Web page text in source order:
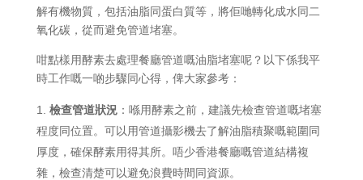
解有機物質，包括油脂同蛋白質等，將佢哋轉化成水同二
氧化碳，從而避免管道堵塞。
咁點樣用酵素去處理餐廳管道嘅油脂堵塞呢？以下係我平
時工作嘅一啲步驟同心得，俾大家參考：
檢查管道狀況：喺用酵素之前，建議先檢查管道嘅堵塞
程度同位置。可以用管道攝影機去了解油脂積聚嘅範圍同
厚度，確保酵素用得其所。唔少香港餐廳嘅管道結構複
雜，檢查清楚可以避免浪費時間同資源。